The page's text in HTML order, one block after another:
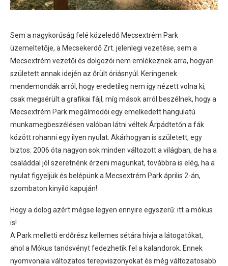
Sem a nagykorúság felé közeledő Mecsextrém Park
üzemeltetője, a Mecsekerdő Zrt. jelenlegi vezetése, sem a
Mecsextrém vezetői és dolgozói nem emlékeznek arra, hogyan
született annak idején az őrült óriásnyúl. Keringenek
mendemondák arról, hogy eredetileg nem így nézett volna ki,
csak megsérült a grafikai fájl, míg mások arról beszélnek, hogy a
Mecsextrém Park megálmodói egy emelkedett hangulatú
munkamegbeszélésen valóban látni véltek Árpádtetőn a fák
között rohanni egy ilyen nyulat. Akárhogyan is született, egy
biztos: 2006 óta nagyon sok minden változott a világban, de ha a
családdal jól szeretnénk érzeni magunkat, továbbra is elég, ha a
nyulat figyeljük és belépünk a Mecsextrém Park április 2-án,
szombaton kinyíló kapuján!
Hogy a dolog azért mégse legyen ennyire egyszerű: itt a mókus
is!
A Park melletti erdőrész kellemes sétára hívja a látogatókat,
ahol a Mókus tanösvényt fedezhetik fel a kalandorok. Ennek
nyomvonala változatos terepviszonyokat és még változatosabb